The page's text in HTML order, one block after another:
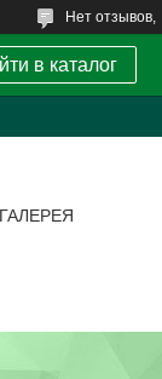
Нет отзывов,
в каталог
ГАЛЕРЕЯ